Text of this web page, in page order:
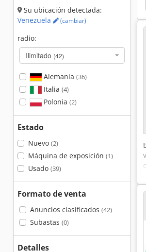
Su ubicación detectada:
Venezuela
(cambiar)
radio:
Ilimitado (42)
Alemania (36)
Italia (4)
Polonia (2)
Estado
Nuevo (2)
Máquina de exposición (1)
Usado (39)
Formato de venta
Anuncios clasificados (42)
Subastas (0)
Detalles